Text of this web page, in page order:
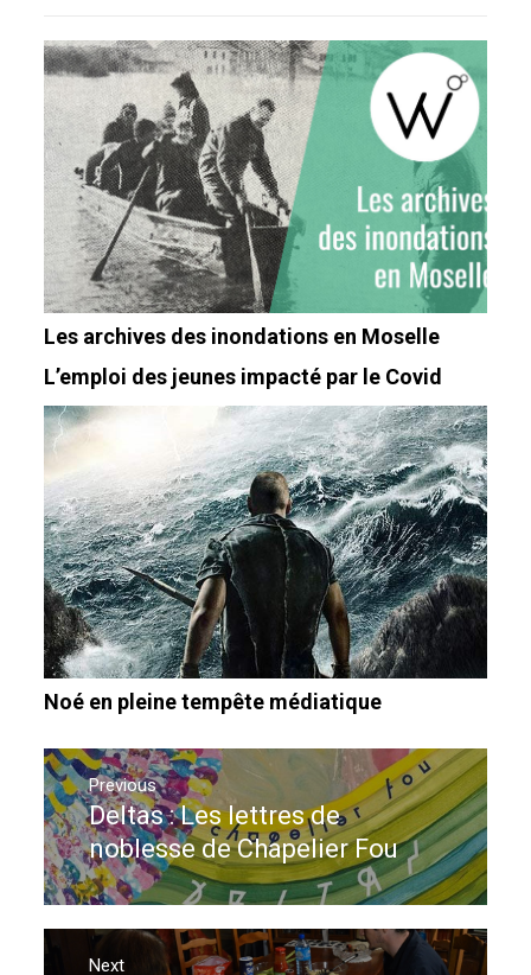
Les archives des inondations en Moselle
L’emploi des jeunes impacté par le Covid
Noé en pleine tempête médiatique
Navigation
de
l’article
Previous
Previous
post:
Deltas : Les lettres de
noblesse de Chapelier Fou
Next